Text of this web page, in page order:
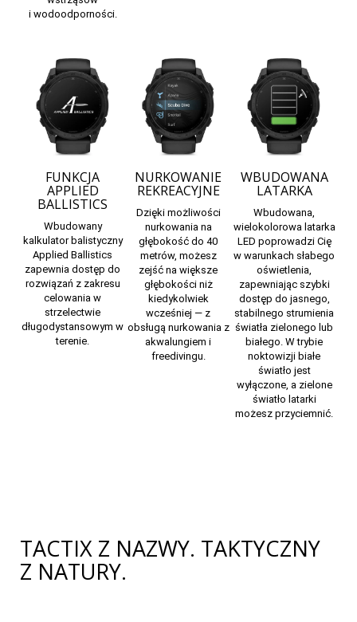
i wodoodporności.
FUNKCJA
APPLIED
BALLISTICS
Wbudowany
kalkulator balistyczny
Applied Ballistics
zapewnia dostęp do
rozwiązań z zakresu
celowania w
strzelectwie
długodystansowym w
terenie.
NURKOWANIE
REKREACYJNE
Dzięki możliwości
nurkowania na
głębokość do 40
metrów, możesz
zejść na większe
głębokości niż
kiedykolwiek
wcześniej — z
obsługą nurkowania z
akwalungiem i
freedivingu.
WBUDOWANA
LATARKA
Wbudowana,
wielokolorowa latarka
LED poprowadzi Cię
w warunkach słabego
oświetlenia,
zapewniając szybki
dostęp do jasnego,
stabilnego strumienia
światła zielonego lub
białego. W trybie
noktowizji białe
światło jest
wyłączone, a zielone
światło latarki
możesz przyciemnić.
TACTIX Z NAZWY. TAKTYCZNY
Z NATURY.